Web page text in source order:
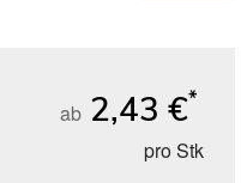
ab 2,43 €*
pro Stk